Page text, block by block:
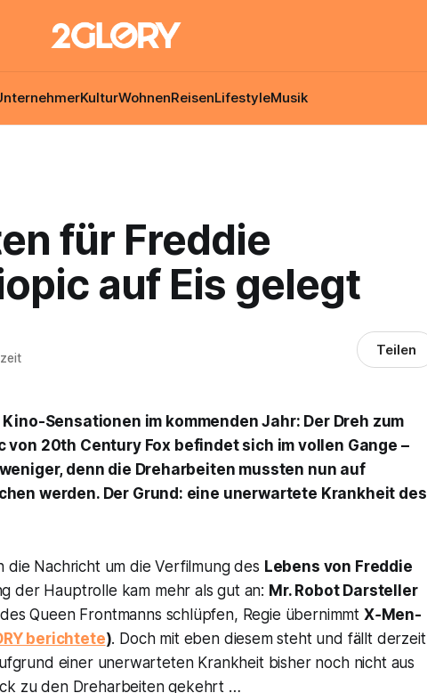
KulturWohnenReisenLifestyleMusik
für Freddie
auf Eis gelegt
Teilen
Sensationen im kommenden Jahr: Der Dreh zum
von 20th Century Fox befindet sich im vollen Gange –
denn die Dreharbeiten mussten nun auf
werden. Der Grund: eine unerwartete Krankheit des
die Nachricht um die Verfilmung des Lebens von Freddie
der Hauptrolle kam mehr als gut an: Mr. RobotDarsteller
Queen Frontmanns schlüpfen, Regie übernimmt X‑Men-
berichtete). Doch mit eben diesem steht und fällt derzeit
einer unerwarteten Krankheit bisher noch nicht aus
zu den Dreharbeiten gekehrt …